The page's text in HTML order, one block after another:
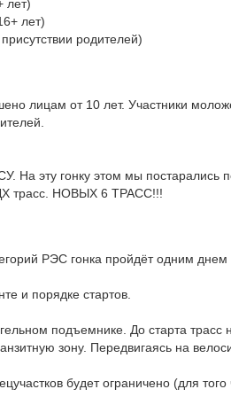
лет)
лет)
родителей)
лицам от 10 лет. Участники
На эту гонку этом мы постарались
трасс. НОВЫХ 6 ТРАСС!!!
РЭС гонка пройдёт одним
и порядке стартов.
подъемнике. До старта трасс
зону. Передвигаясь на
будет ограничено (для